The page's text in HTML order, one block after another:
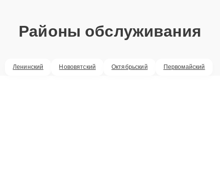
Районы обслуживания
Ленинский Нововятский Октябрьский Первомайский